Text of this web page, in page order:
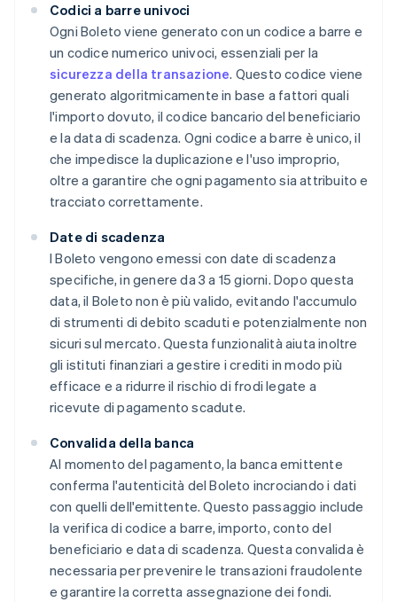
Codici a barre univoci
Ogni Boleto viene generato con un codice a barre e
un codice numerico univoci, essenziali per la
sicurezza della transazione. Questo codice viene
generato algoritmicamente in base a fattori quali
l'importo dovuto, il codice bancario del beneficiario
e la data di scadenza. Ogni codice a barre è unico, il
che impedisce la duplicazione e l'uso improprio,
oltre a garantire che ogni pagamento sia attribuito e
tracciato correttamente.
Date di scadenza
I Boleto vengono emessi con date di scadenza
specifiche, in genere da 3 a 15 giorni. Dopo questa
data, il Boleto non è più valido, evitando l'accumulo
di strumenti di debito scaduti e potenzialmente non
sicuri sul mercato. Questa funzionalità aiuta inoltre
gli istituti finanziari a gestire i crediti in modo più
efficace e a ridurre il rischio di frodi legate a
ricevute di pagamento scadute.
Convalida della banca
Al momento del pagamento, la banca emittente
conferma l'autenticità del Boleto incrociando i dati
con quelli dell'emittente. Questo passaggio include
la verifica di codice a barre, importo, conto del
beneficiario e data di scadenza. Questa convalida è
necessaria per prevenire le transazioni fraudolente
e garantire la corretta assegnazione dei fondi.